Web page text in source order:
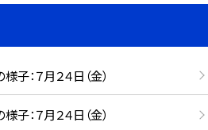
：７月２４日（金）
：７月２４日（金）